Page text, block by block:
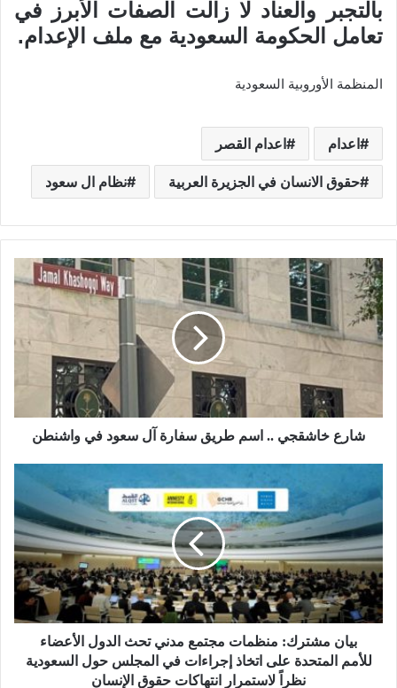
بالتجبر والعناد لا زالت الصفات الأبرز في
تعامل الحكومة السعودية مع ملف الإعدام.
المنظمة الأوروبية السعودية
اعدام اعدام القصر
حقوق الانسان في الجزيرة العربية نظام ال سعود
شارع خاشقجي .. اسم طريق سفارة آل سعود في واشنطن
بيان مشترك: منظمات مجتمع مدني تحث الدول الأعضاء
للأمم المتحدة على اتخاذ إجراءات في المجلس حول السعودية
نظراً لاستمرار انتهاكات حقوق الإنسان